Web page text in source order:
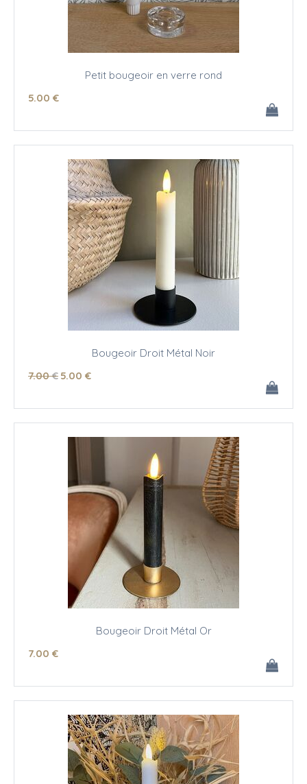
Petit bougeoir en verre rond
5.00 €
Bougeoir Droit Métal Noir
7.00 € 5.00 €
Bougeoir Droit Métal Or
7.00 €